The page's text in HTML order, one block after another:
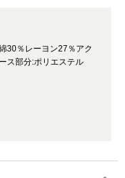
30％レーヨン27％アク
ス部分:ポリエステル